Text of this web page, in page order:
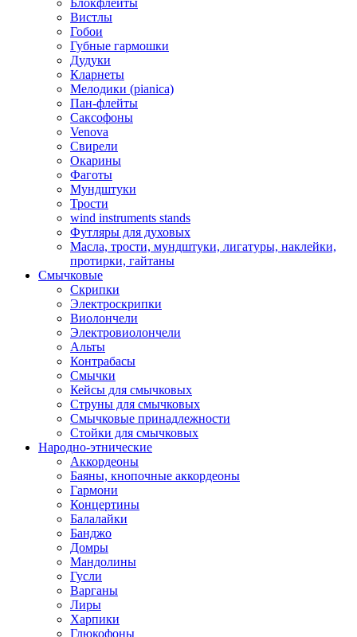
Блокфлейты
Вистлы
Гобои
Губные гармошки
Дудуки
Кларнеты
Мелодики (pianica)
Пан-флейты
Саксофоны
Venova
Свирели
Окарины
Фаготы
Мундштуки
Трости
wind instruments stands
Футляры для духовых
Масла, трости, мундштуки, лигатуры, наклейки,
протирки, гайтаны
Смычковые
Скрипки
Электроскрипки
Виолончели
Электровиолончели
Альты
Контрабасы
Смычки
Кейсы для смычковых
Струны для смычковых
Смычковые принадлежности
Стойки для смычковых
Народно-этнические
Аккордеоны
Баяны, кнопочные аккордеоны
Гармони
Концертины
Балалайки
Банджо
Домры
Мандолины
Гусли
Варганы
Лиры
Харпики
Глюкофоны